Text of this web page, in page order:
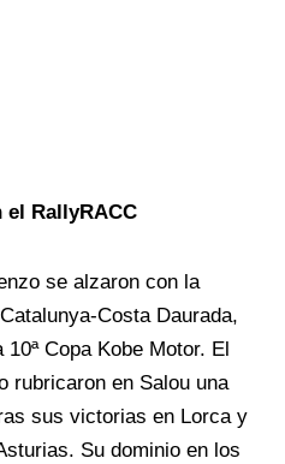
RallyRACC
se alzaron con la
Costa Daurada,
Copa Kobe Motor. El
rubricaron en Salou una
sus victorias en Lorca y
Su dominio en los